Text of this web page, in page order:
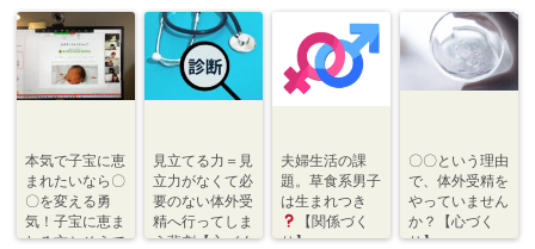
本気で子宝に恵
まれたいなら〇
〇を変える勇
気！子宝に恵ま
れる方とそうで
見立てる力＝見
立力がなくて必
要のない体外受
精へ行ってしま
う悲劇【心づく
夫婦生活の課
題。草食系男子
は生まれつき
【関係づく
り】
〇〇という理由
で、体外受精を
やっていません
か？【心づく
り】